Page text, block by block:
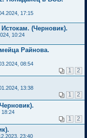
17:15
(Черновик).
10:24
Райнова.
08:54
1 2
13:38
1 2
18:24
1 2
23:40